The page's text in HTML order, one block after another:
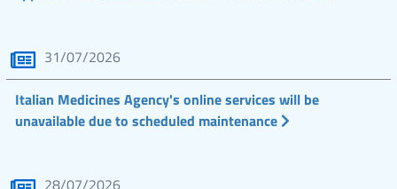
31/07/2026
Italian Medicines Agency's online services will be
unavailable due to scheduled maintenance
28/07/2026